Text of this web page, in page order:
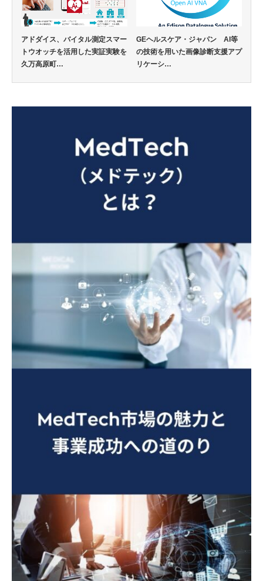
アドダイス、バイタル測定スマー
トウオッチを活用した実証実験を
久万高原町…
GEヘルスケア・ジャパン AI等
の技術を用いた画像診断支援アプ
リケーシ…